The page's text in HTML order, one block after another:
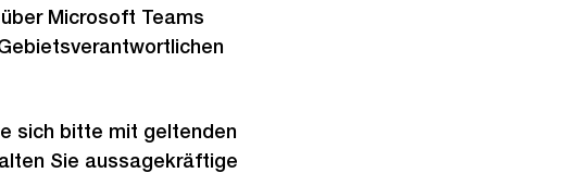
Microsoft Teams
sich bitte mit geltenden
Sie aussagekräftige